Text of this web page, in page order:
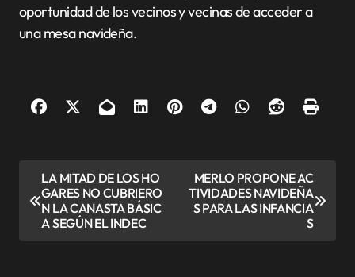
oportunidad de los vecinos y vecinas de acceder a
una mesa navideña.
a
LA MITAD DE LOS HO
GARES NO CUBRIERO
N LA CANASTA BÁSIC
A SEGÚN EL INDEC
MERLO PROPONE AC
TIVIDADES NAVIDEÑA
S PARA LAS INFANCIA
S